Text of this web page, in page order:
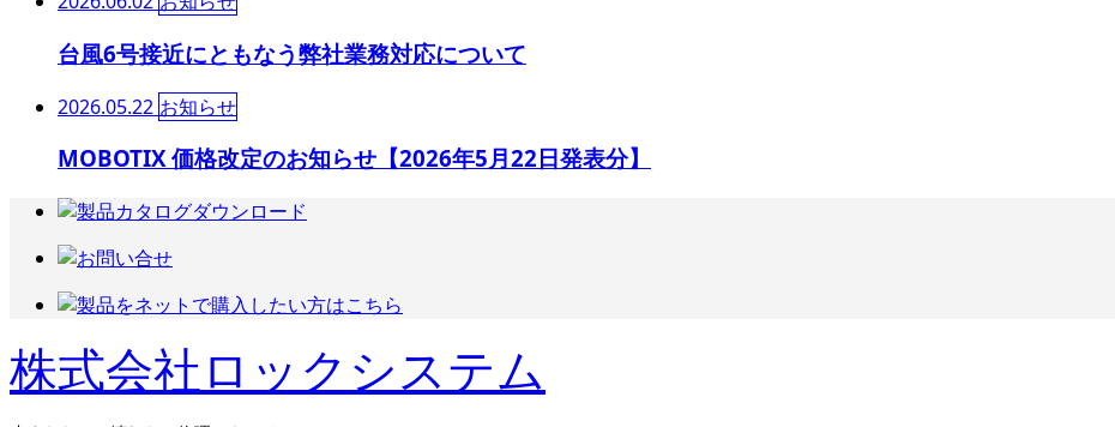
台風6号接近にともなう弊社業務対応について
2026.05.22 お知らせ
MOBOTIX 価格改定のお知らせ【2026年5月22日発表分】
株式会社ロックシステム